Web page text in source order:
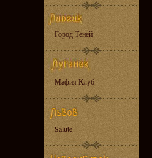
Город Теней
Мафия Клуб
Salute